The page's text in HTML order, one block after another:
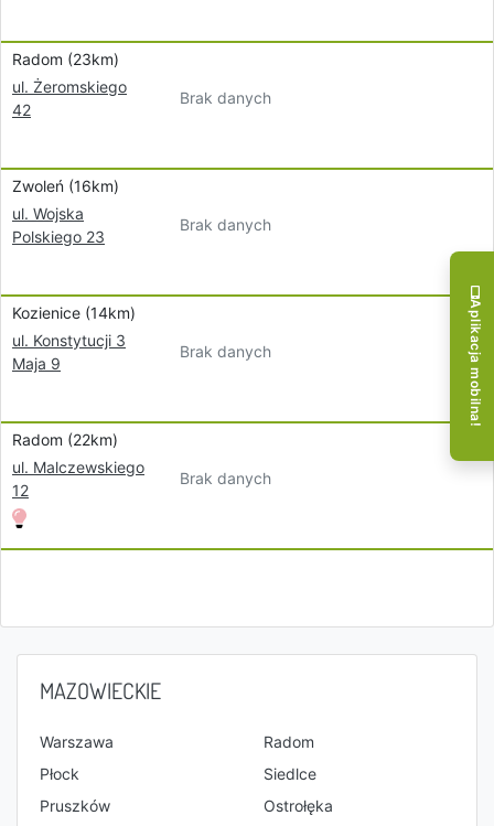
Radom (23km)
ul. Żeromskiego
42
Brak danych
Zwoleń (16km)
ul. Wojska
Polskiego 23
Brak danych
Kozienice (14km)
ul. Konstytucji 3
Maja 9
Brak danych
Radom (22km)
ul. Malczewskiego
12
Brak danych
MAZOWIECKIE
Warszawa
Radom
Płock
Siedlce
Pruszków
Ostrołęka
Aplikacja mobilna!